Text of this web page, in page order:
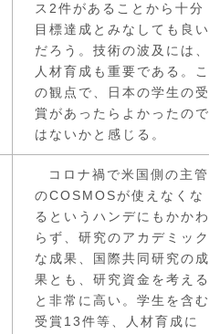
ス2件があることから十分
目標達成とみなしても良い
だろう。技術の波及には、
人材育成も重要である。こ
の観点で、日本の学生の受
賞があったらよかったので
はないかと感じる。
コロナ禍で米国側の主管
のCOSMOSが使えなくな
るというハンデにもかかわ
らず、研究のアカデミック
な成果、国際共同研究の成
果とも、研究資金を考える
と非常に高い。学生を含む
受賞13件等、人材育成に